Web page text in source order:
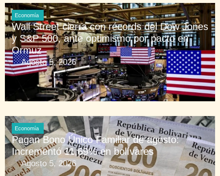
Economía
Wall Street cierra con récords del Dow Jones
y S&P 500, ante optimismo por pacto en
Ormuz
Agosto 5, 2026
Economía
Pagan Bono Único Familiar de agosto:
Incrementó 11,69% en bolívares
Agosto 5, 2026